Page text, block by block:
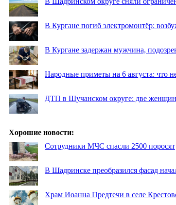
В Кургане погиб электромонтёр:
В Кургане задержан мужчина,
Народные приметы на 6 августа: что
ДТП в Щучанском округе: две
Хорошие новости:
Сотрудники МЧС спасли 2500 поросят
В Шадринске преобразился фасад
Храм Иоанна Предтечи в селе